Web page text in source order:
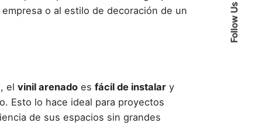
Follow Us
o al estilo de decoración de un
el vinil arenado es fácil de instalar y
Esto lo hace ideal para proyectos
de sus espacios sin grandes